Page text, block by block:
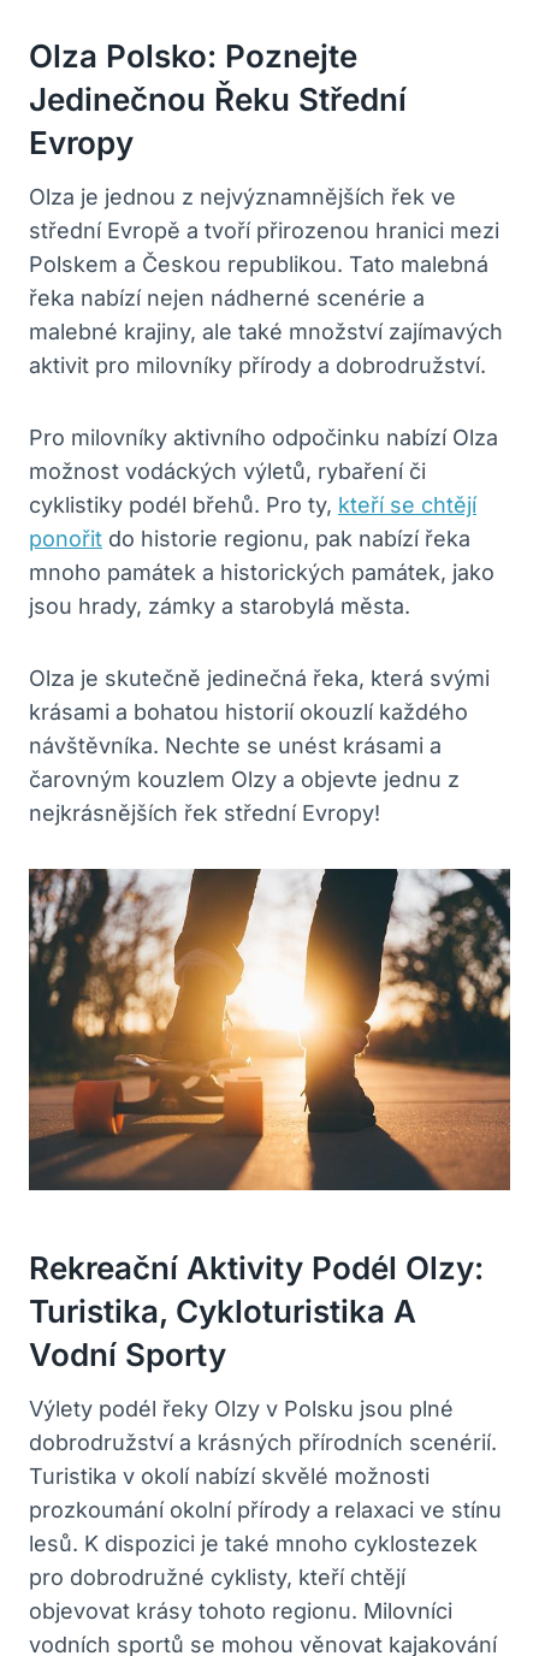
Olza Polsko: Poznejte
Jedinečnou Řeku Střední
Evropy
Olza je jednou z nejvýznamnějších řek ve
střední Evropě a tvoří přirozenou hranici mezi
Polskem a Českou republikou. Tato malebná
řeka nabízí nejen nádherné scenérie a
malebné krajiny, ale také množství zajímavých
aktivit pro milovníky přírody a dobrodružství.
Pro milovníky aktivního odpočinku nabízí Olza
možnost vodáckých výletů, rybaření či
cyklistiky podél břehů. Pro ty, kteří se chtějí
ponořit do historie regionu, pak nabízí řeka
mnoho památek a historických památek, jako
jsou hrady, zámky a starobylá města.
Olza je skutečně jedinečná řeka, která svými
krásami a bohatou historií okouzlí každého
návštěvníka. Nechte se unést krásami a
čarovným kouzlem Olzy a objevte jednu z
nejkrásnějších řek střední Evropy!
Rekreační Aktivity Podél Olzy:
Turistika, Cykloturistika A
Vodní Sporty
Výlety podél řeky Olzy v Polsku jsou plné
dobrodružství a krásných přírodních scenérií.
Turistika v okolí nabízí skvělé možnosti
prozkoumání okolní přírody a relaxaci ve stínu
lesů. K dispozici je také mnoho cyklostezek
pro dobrodružné cyklisty, kteří chtějí
objevovat krásy tohoto regionu. Milovníci
vodních sportů se mohou věnovat kajakování